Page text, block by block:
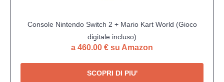
Console Nintendo Switch 2 + Mario Kart World (Gioco
digitale incluso)
a 460.00 € su Amazon
SCOPRI DI PIU'